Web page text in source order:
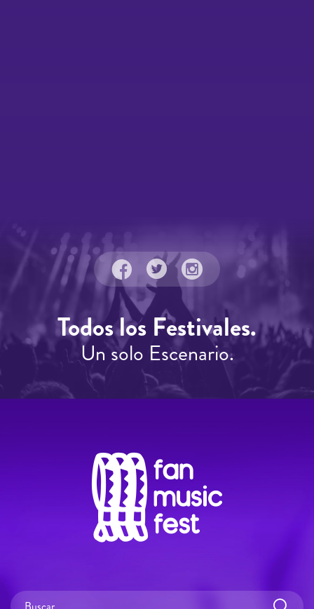
Todos los Festivales.
Un solo Escenario.